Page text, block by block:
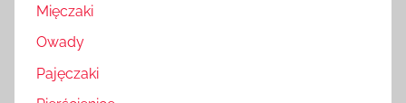
Mięczaki
Owady
Pajęczaki